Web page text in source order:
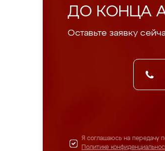
ДО КОНЦА
Оставьте заявку
Я соглашаюсь на передачу
Политике